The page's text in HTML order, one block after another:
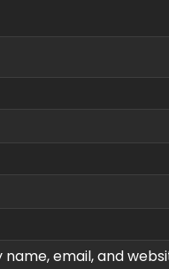
name, email, and